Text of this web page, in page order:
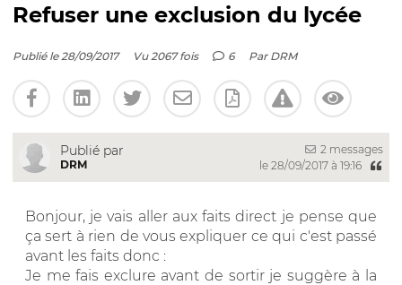
Refuser une exclusion du lycée
Publié le 28/09/2017 Vu 2067 fois 6 Par DRM
Publié par
DRM
2 messages
le 28/09/2017 à 19:16
Bonjour, je vais aller aux faits direct je pense que
ça sert à rien de vous expliquer ce qui c'est passé
avant les faits donc :
Je me fais exclure avant de sortir je suggère à la